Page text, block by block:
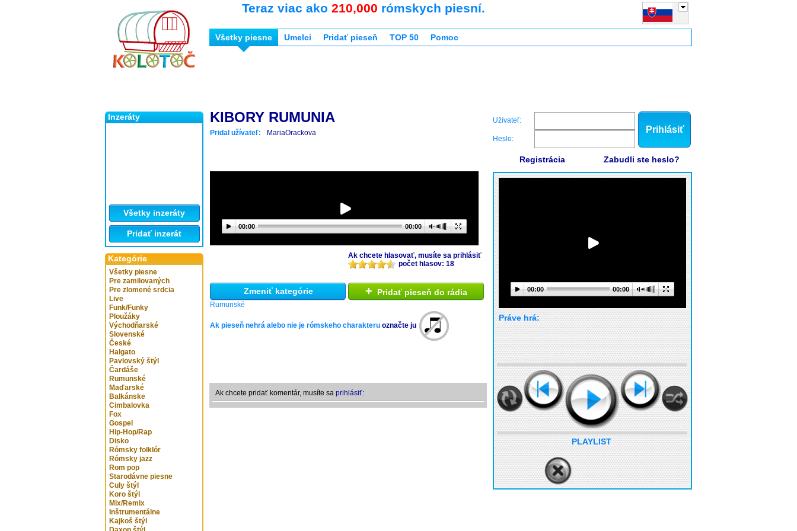
Inzeráty
Všetky inzeráty
Pridať inzerát
Kategórie
Všetky piesne
Pre zamilovaných
Pre zlomené srdcia
Live
Funk/Funky
Ploužáky
Východňarské
Slovenské
České
Halgato
Pavlovský štýl
Čardáše
Rumunské
Maďarské
Balkánske
Cimbalovka
Fox
Gospel
Hip-Hop/Rap
Disko
Rómsky folklór
Rómsky jazz
Rom pop
Starodávne piesne
Culy štýl
Koro štýl
Mix/Remix
Inštrumentálne
Kajkoš štýl
Teraz viac ako 210,000 rómskych piesní.
Všetky piesne Umelci Pridať pieseň TOP 50 Pomoc
KIBORY RUMUNIA
Pridal užívateľ: MariaOrackova
00:00 00:00
Ak chcete hlasovať, musíte sa prihlásiť
počet hlasov: 18
Zmeniť kategórie
Rumunské
+ Pridať pieseň do rádia
Ak pieseň nehrá alebo nie je rómskeho charakteru označte ju
Ak chcete pridať komentár, musíte sa prihlásiť:
Užívateľ:
Heslo:
Prihlásiť
Registrácia Zabudli ste heslo?
00:00 00:00
Práve hrá:
PLAYLIST